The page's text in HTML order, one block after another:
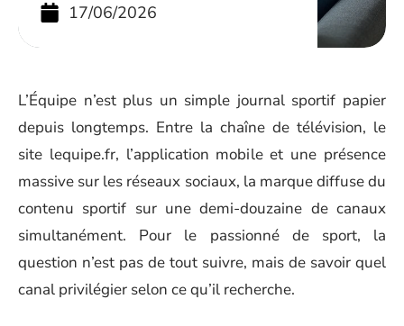
17/06/2026
L’Équipe n’est plus un simple journal sportif papier
depuis longtemps. Entre la chaîne de télévision, le
site lequipe.fr, l’application mobile et une présence
massive sur les réseaux sociaux, la marque diffuse du
contenu sportif sur une demi-douzaine de canaux
simultanément. Pour le passionné de sport, la
question n’est pas de tout suivre, mais de savoir quel
canal privilégier selon ce qu’il recherche.